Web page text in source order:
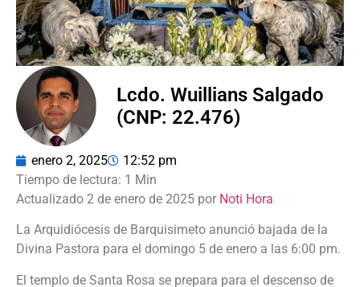
Lcdo. Wuillians Salgado
(CNP: 22.476)
enero 2, 2025 12:52 pm
Actualizado 2 de enero de 2025 por Noti Hora
La Arquidiócesis de Barquisimeto anunció bajada de la
Divina Pastora para el domingo 5 de enero a las 6:00 pm.
El templo de Santa Rosa se prepara para el descenso de